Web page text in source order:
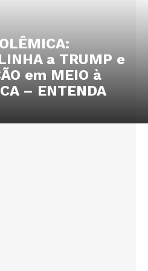
a TRUMP e
em MEIO à
– ENTENDA